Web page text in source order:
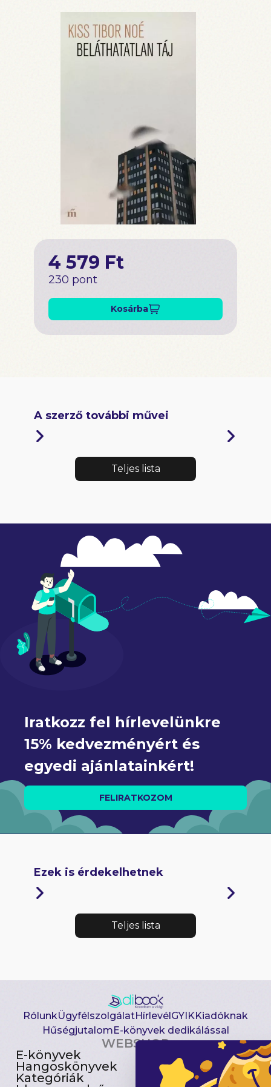
4 579 Ft
230 pont
Kosárba
A szerző további művei
Teljes lista
Iratkozz fel hírlevelünkre
15% kedvezményért és
egyedi ajánlatainkért!
FELIRATKOZOM
Ezek is érdekelhetnek
Teljes lista
RólunkÜgyfélszolgálatHírlevél GYIKKiadóknak
Hűségjutalom E-könyvek dedikálással
WEBSHOP
E-könyvek
Hangoskönyvek
Kategóriák
Csomagajánlatok
Akciósak
Előjegyezhetők